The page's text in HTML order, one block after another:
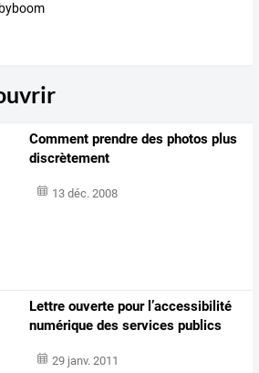
Comment prendre des photos plus
discrètement
13 déc. 2008
Lettre ouverte pour l’accessibilité
numérique des services publics
29 janv. 2011